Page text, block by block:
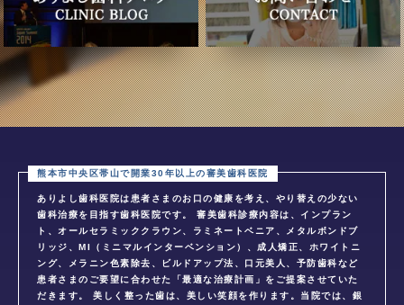
ありよし歯科医院は患者さまのお口の健康を考え、やり替えの少ない
歯科治療を目指す歯科医院です。 審美歯科診療内容は、インプラン
ト、オールセラミッククラウン、ラミネートベニア、メタルボンドブ
リッジ、MI（ミニマルインターベンション）、成人矯正、ホワイトニ
ング、メラニン色素除去、ビルドアップ法、口元美人、予防歯科など
患者さまのご要望に合わせた「最適な治療計画」をご提案させていた
だきます。 美しく整った歯は、美しい笑顔を作ります。当院では、銀